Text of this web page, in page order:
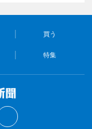
買う
特集